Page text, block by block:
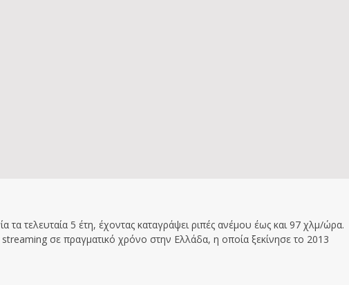
τελευταία 5 έτη, έχοντας καταγράψει ριπές ανέμου έως και 97 χλμ/ώρα.
σε πραγματικό χρόνο στην Ελλάδα, η οποία ξεκίνησε το 2013